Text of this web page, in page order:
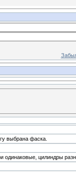
выбрана фаска.
одинаковые, цилиндры